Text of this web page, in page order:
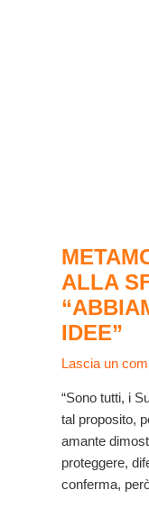
ALLA
IDEE”
Lascia un
“Sono tutti, i
tal proposito,
amante
proteggere,
conferma,